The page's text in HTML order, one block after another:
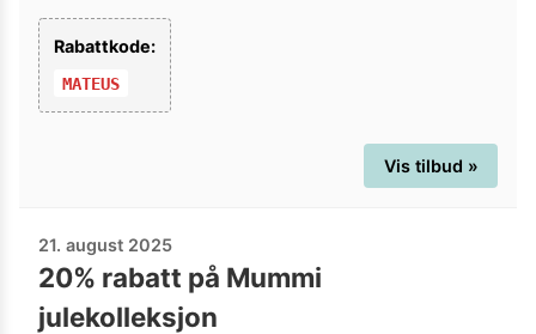
Rabattkode:
MATEUS
Vis tilbud »
21. august 2025
20% rabatt på Mummi
julekolleksjon